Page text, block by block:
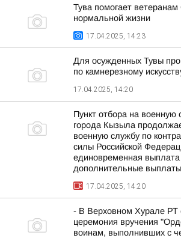
Тува помогает
нормальной жизни
17.04.2025, 14:23
Для осужденных Тувы
по камнерезному
17.04.2025, 14:20
Пункт отбора на военную
города Кызыла
военную службу по
силы Российской
единовременная выплата
дополнительные
17.04.2025, 14:20
- В Верховном Хурале РТ
церемония вручения
воинам, выполнивших с